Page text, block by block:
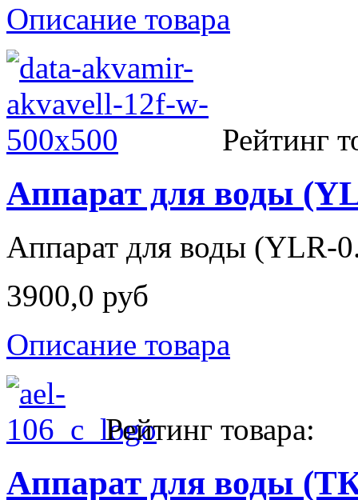
Описание товара
Рейтинг
Аппарат для воды
Аппарат для воды (YLR-
3900,0 руб
Описание товара
Рейтинг товара:
Аппарат для воды